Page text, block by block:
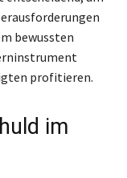
bewussten
profitieren.
im